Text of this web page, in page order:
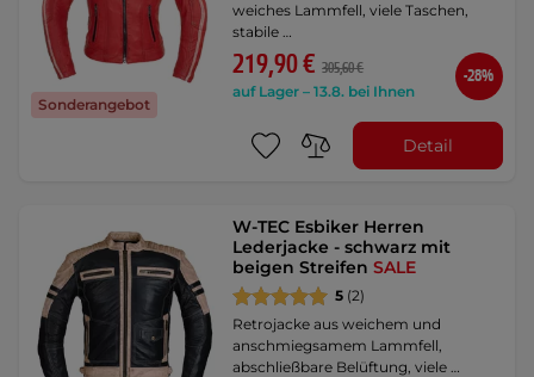
Sonderangebot
weiches Lammfell, viele Taschen,
stabile …
219,90 € 305,60 €
auf Lager – 13.8. bei Ihnen
-28%
Detail
W-TEC Esbiker Herren
Lederjacke - schwarz mit
beigen StreifenSALE
5 (2)
Retrojacke aus weichem und
anschmiegsamem Lammfell,
abschließbare Belüftung, viele …